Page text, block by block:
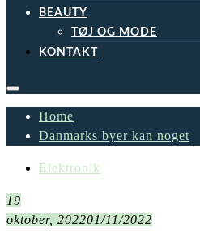
BEAUTY
TØJ OG MODE
KONTAKT
Home
Danmarks byer kan noget
Elektronik
19
oktober, 202201/11/2022